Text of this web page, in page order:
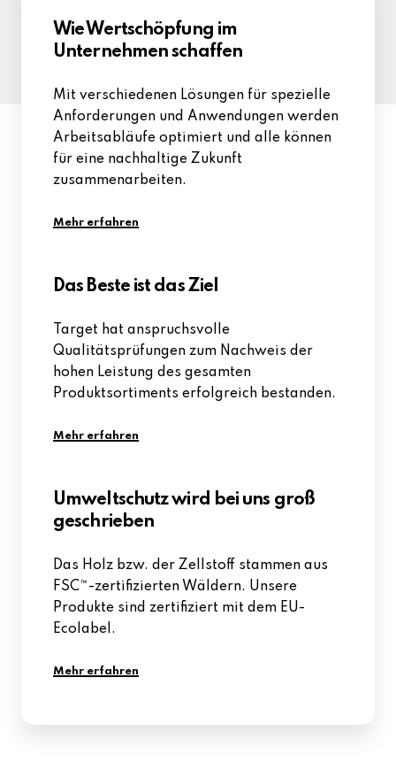
Wie Wertschöpfung im
Unternehmen schaffen
Mit verschiedenen Lösungen für spezielle
Anforderungen und Anwendungen werden
Arbeitsabläufe optimiert und alle können
für eine nachhaltige Zukunft
zusammenarbeiten.
Mehr erfahren
Das Beste ist das Ziel
Target hat anspruchsvolle
Qualitätsprüfungen zum Nachweis der
hohen Leistung des gesamten
Produktsortiments erfolgreich bestanden.
Mehr erfahren
Umweltschutz wird bei uns groß
geschrieben
Das Holz bzw. der Zellstoff stammen aus
FSC™-zertifizierten Wäldern. Unsere
Produkte sind zertifiziert mit dem EU-
Ecolabel.
Mehr erfahren